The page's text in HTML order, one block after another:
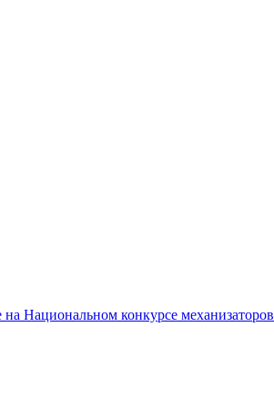
Национальном конкурсе механизаторов